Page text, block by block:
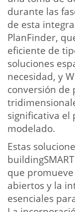
durante las
de esta
PlanFinder,
eficiente de
soluciones
necesidad, y
conversión de
significativa el
modelado.
Estas
que
abiertos y la
esenciales